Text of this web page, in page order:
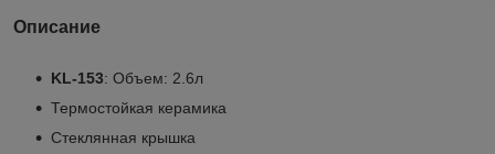
Описание
KL-153: Объем: 2.6л
Термостойкая керамика
Стеклянная крышка